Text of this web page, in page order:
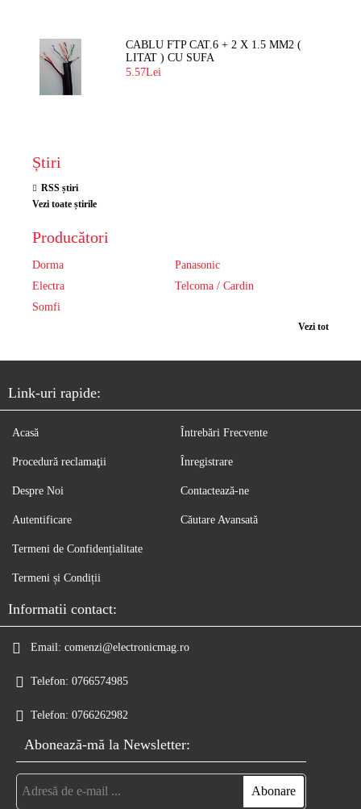
CABLU FTP CAT.6 + 2 X 1.5 MM2 (
LITAT ) CU SUFA
5.57Lei
Știri
RSS știri
Vezi toate știrile
Producători
Dorma
Panasonic
Electra
Telcoma / Cardin
Somfi
Vezi tot
Link-uri rapide:
Acasă
Procedură reclamaţii
Despre Noi
Autentificare
Întrebări Frecvente
Înregistrare
Contactează-ne
Căutare Avansată
Termeni de Confidențialitate
Termeni și Condiții
Informatii contact:
Email: comenzi@electronicmag.ro
Telefon: 0766574985
Telefon: 0766262982
Abonează-mă la Newsletter: